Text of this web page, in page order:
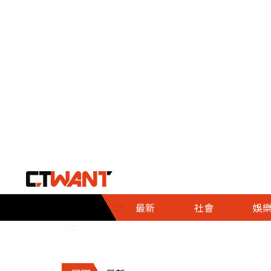
::: 最新 社會
社會首頁
時事
調查
娛樂
娛樂首頁
即時
財經首頁
熱線
政